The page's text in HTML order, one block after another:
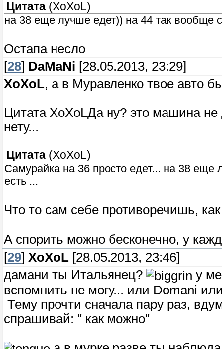
Цитата (XoXoL)
на 38 еще лучше едет)) на 44 так вообще
Остапа несло
[28] DaMaNi [28.05.2013, 23:29]
XoXoL, а в Муравленко твое авто
Цитата XoXoLДа ну? это машина
нету...
Цитата (XoXoL)
Самурайка на 36 просто едет... на 38
есть ...
Что то сам себе противоречишь,
А спорить можно бесконечно, у
[29] XoXoL [28.05.2013, 23:46]
дамани ты Итальянец?
у
вспомнить не могу... или Domani
Тему прочти сначала пару раз,
спрашивай: " как можно"